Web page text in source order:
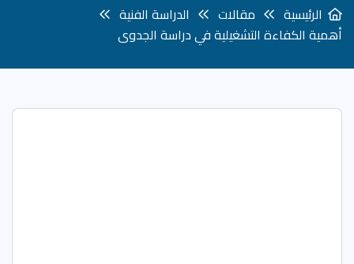
الرئيسية مقالات
الدراسة الفنية
أهمية الكفاءة التشغيلية في دراسة الجدوى